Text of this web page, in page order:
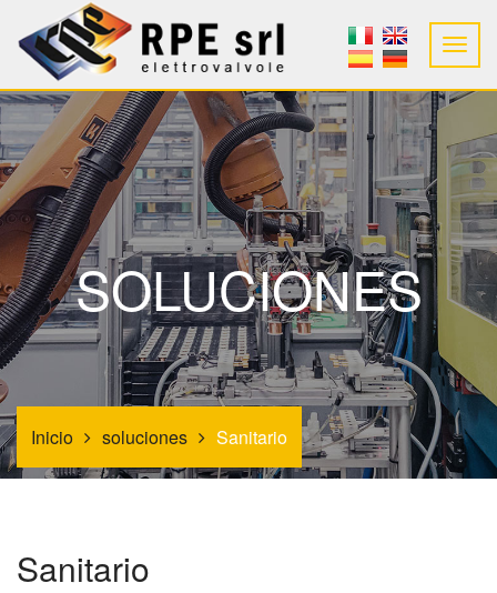
SOLUCIONES
Inicio soluciones Sanitario
Sanitario